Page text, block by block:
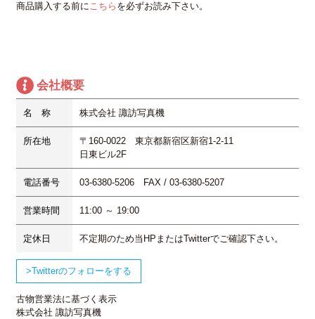
商品購入する前にこちら を必ずお読み下さい。
会社概要
名 称 株式会社 諏訪写真機
所在地
〒160-0022 東京都新宿区新宿1-2-11
日東ビル2F
電話番号 03-6380-5206 FAX / 03-6380-5207
営業時間 11:00 ～ 19:00
定休日 不定期のため当HPまたはTwitterでご確認下さい。
Twitterのフォローをする
古物営業法に基づく表示
株式会社 諏訪写真機